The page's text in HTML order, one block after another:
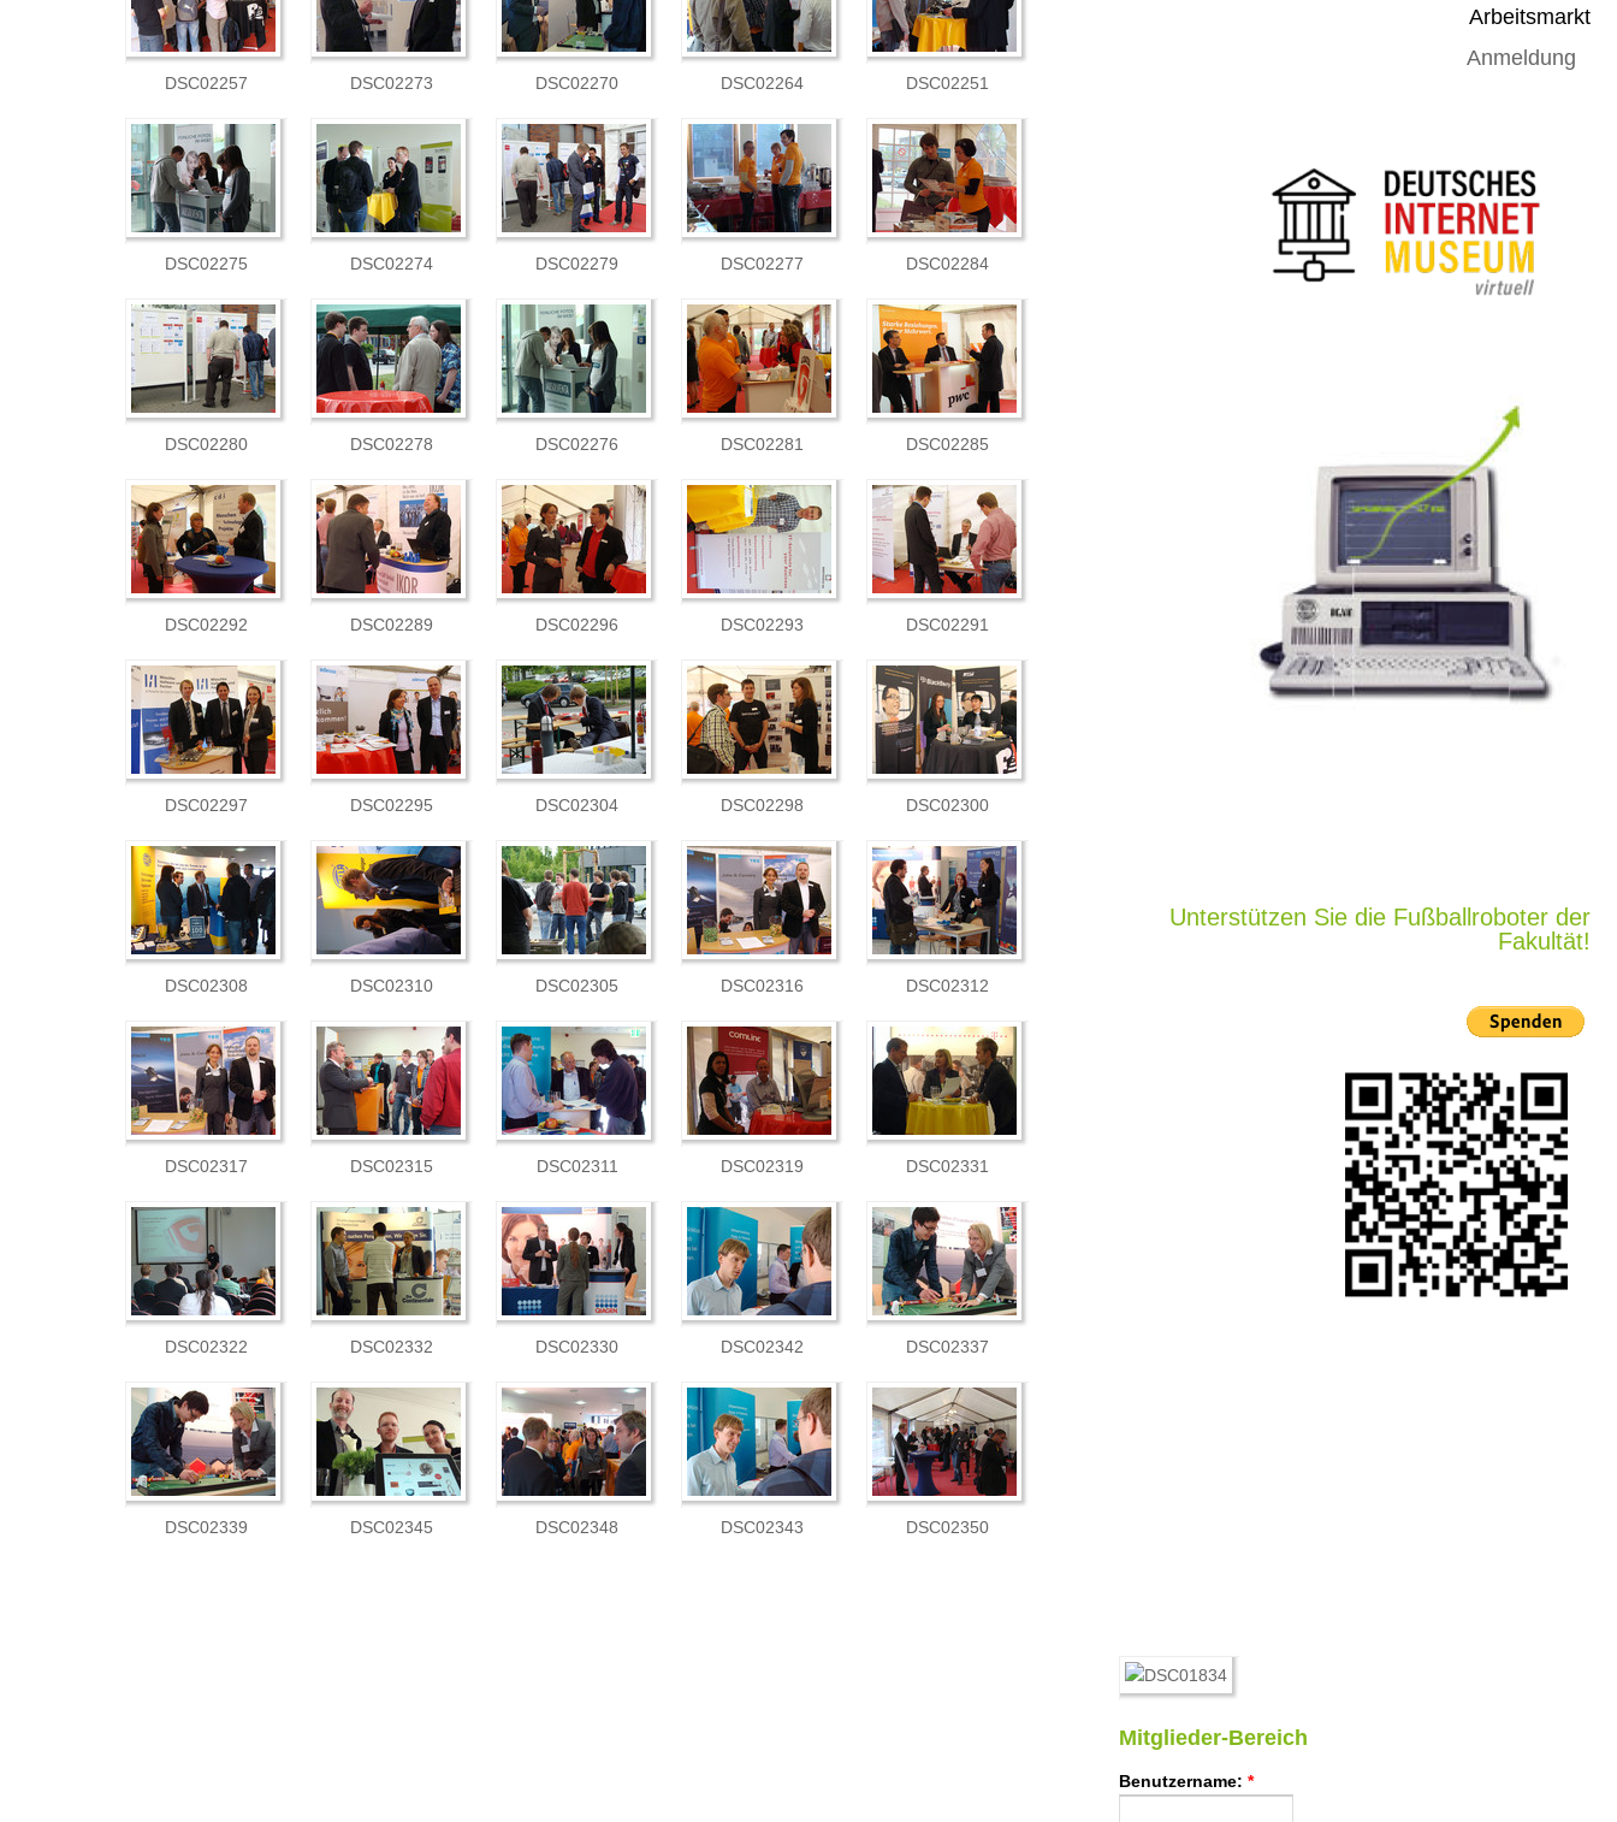
DSC02257 DSC02273 DSC02270 DSC02264 DSC02251
DSC02275 DSC02274 DSC02279 DSC02277 DSC02284
DSC02280 DSC02278 DSC02276 DSC02281 DSC02285
DSC02292 DSC02289 DSC02296 DSC02293 DSC02291
DSC02297 DSC02295 DSC02304 DSC02298 DSC02300
DSC02308 DSC02310 DSC02305 DSC02316 DSC02312
DSC02317 DSC02315 DSC02311 DSC02319 DSC02331
DSC02322 DSC02332 DSC02330 DSC02342 DSC02337
DSC02339 DSC02345 DSC02348 DSC02343 DSC02350
Arbeitsmarkt
Anmeldung
Unterstützen Sie die Fußballroboter der
Fakultät!
Mitglieder-Bereich
Benutzername: *